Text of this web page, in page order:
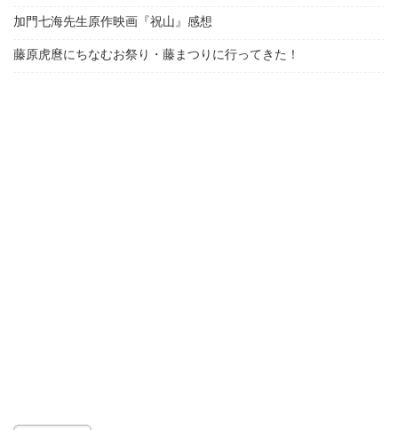
加門七海先生原作映画『祝山』感想
藤原虎麿にちなむお祭り・藤まつりに行ってきた！